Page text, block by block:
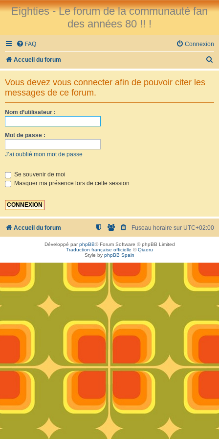
Eighties - Le forum de la communauté fan
des années 80 !! !
FAQ Connexion
Accueil du forum
e
Vous devez vous connecter afin de pouvoir citer les
messages de ce forum.
Nom d’utilisateur :
Mot de passe :
J’ai oublié mon mot de passe
Se souvenir de moi
Masquer ma présence lors de cette session
Accueil du forum Fuseau horaire sur UTC+02:00
Développé parphpBB® Forum Software © phpBB Limited
Traduction française officielle ©Qiaeru
Style by phpBB Spain